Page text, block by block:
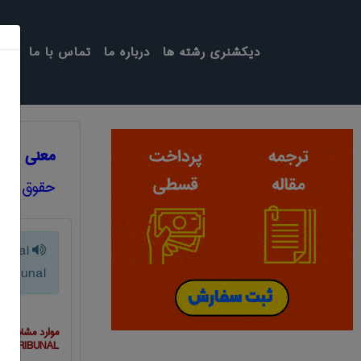
تماس با ما درباره ما دیکشنری رشته ها
معنی INTERNATIONAL CRIMINAL TRIBUNAL
حقوق
موارد مشابه
TRIBUNAL